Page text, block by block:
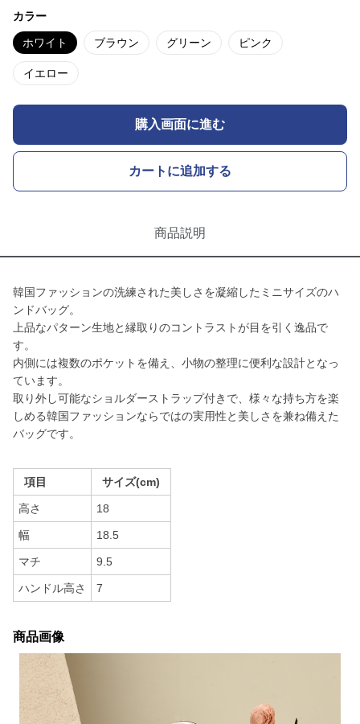
カラー
ホワイト ブラウン グリーン ピンク
イエロー
購入画面に進む
カートに追加する
商品説明
韓国ファッションの洗練された美しさを凝縮したミニサイズのハ
ンドバッグ。
上品なパターン生地と縁取りのコントラストが目を引く逸品で
す。
内側には複数のポケットを備え、小物の整理に便利な設計となっ
ています。
取り外し可能なショルダーストラップ付きで、様々な持ち方を楽
しめる韓国ファッションならではの実用性と美しさを兼ね備えた
バッグです。
項目 サイズ(cm)
高さ 18
幅 18.5
マチ 9.5
ハンドル高さ 7
商品画像